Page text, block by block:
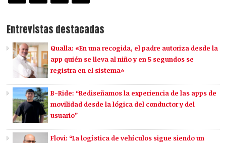
Entrevistas destacadas
Qualla: «En una recogida, el padre autoriza desde la
app quién se lleva al niño y en 5 segundos se
registra en el sistema»
B-Ride: “Rediseñamos la experiencia de las apps de
movilidad desde la lógica del conductor y del
usuario”
Flovi: “La logística de vehículos sigue siendo un